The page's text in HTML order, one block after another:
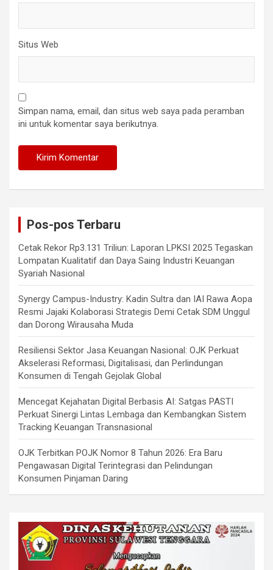
Situs Web
Simpan nama, email, dan situs web saya pada peramban
ini untuk komentar saya berikutnya.
Pos-pos Terbaru
Cetak Rekor Rp3.131 Triliun: Laporan LPKSI 2025 Tegaskan
Lompatan Kualitatif dan Daya Saing Industri Keuangan
Syariah Nasional
Synergy Campus-Industry: Kadin Sultra dan IAI Rawa Aopa
Resmi Jajaki Kolaborasi Strategis Demi Cetak SDM Unggul
dan Dorong Wirausaha Muda
Resiliensi Sektor Jasa Keuangan Nasional: OJK Perkuat
Akselerasi Reformasi, Digitalisasi, dan Perlindungan
Konsumen di Tengah Gejolak Global
Mencegat Kejahatan Digital Berbasis AI: Satgas PASTI
Perkuat Sinergi Lintas Lembaga dan Kembangkan Sistem
Tracking Keuangan Transnasional
OJK Terbitkan POJK Nomor 8 Tahun 2026: Era Baru
Pengawasan Digital Terintegrasi dan Pelindungan
Konsumen Pinjaman Daring